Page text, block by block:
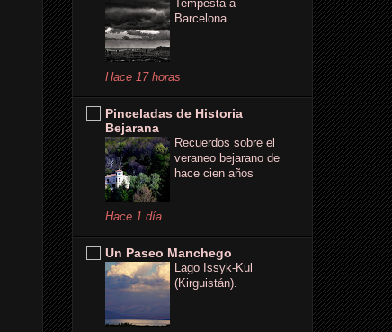
Tempesta a
Barcelona
Hace 17 horas
Pinceladas de Historia
Bejarana
Recuerdos sobre el
veraneo bejarano de
hace cien años
Hace 1 día
Un Paseo Manchego
Lago Issyk-Kul
(Kirguistán).